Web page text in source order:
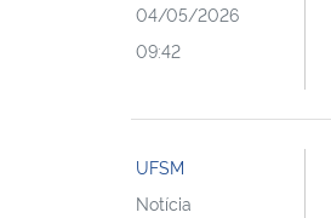
04/05/2026
09:42
UFSM
Notícia